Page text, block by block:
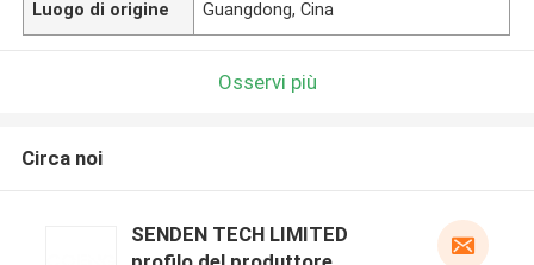
Luogo di origine Guangdong, Cina
Osservi più
Circa noi
SENDEN TECH LIMITED